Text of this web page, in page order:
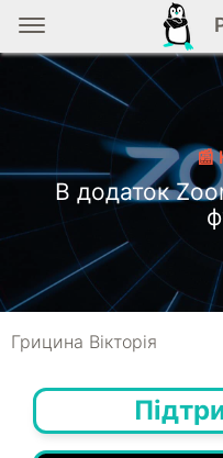
📰
В додаток
Грицина Вікторія